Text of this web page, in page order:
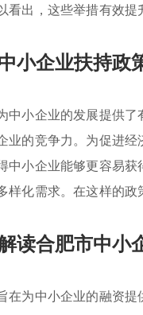
看出，这些举措有效
小企业扶持政
中小企业的发展提供
业的竞争力。为促进
中小企业能够更容易
样化需求。在这样的
读合肥市中小
在为中小企业的融资